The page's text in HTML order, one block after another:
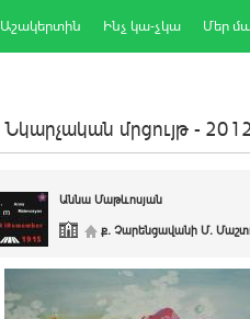
Աշակերտին Ինչ կա-չկա Մեր
Նկարչական մրցույթ -
Աննա Մաթևոսյան
ք. Չարենցավանի Մ.